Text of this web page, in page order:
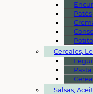
Patés
Cereales,
Pasta
Salsas,